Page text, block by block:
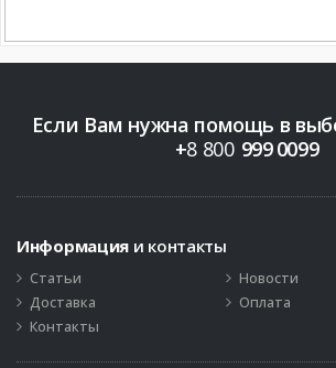
Если Вам нужна помощь в
+8 800 9990099
Информация и контакты
Статьи
Новости
Доставка
Оплата
Контакты